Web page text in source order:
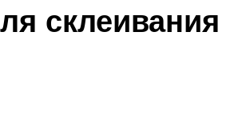
склеивания